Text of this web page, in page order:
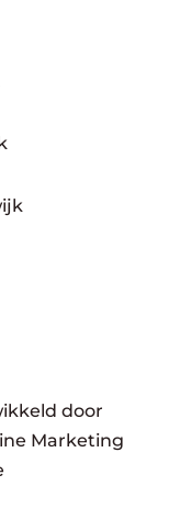
door
Marketing